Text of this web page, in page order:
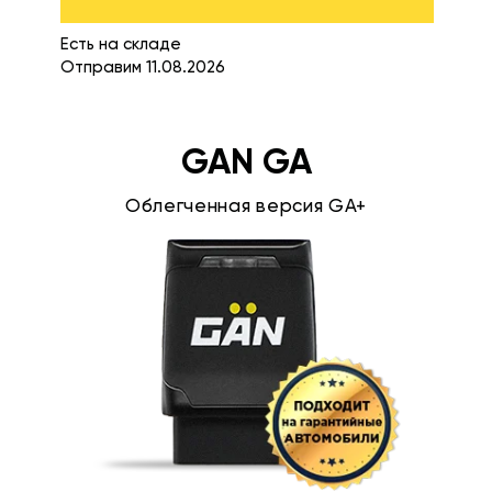
Есть на складе
Отправим 11.08.2026
GAN GA
Облегченная версия GA+